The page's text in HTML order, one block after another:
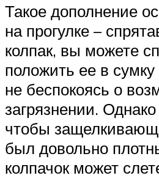
Такое дополнение
на прогулке –
колпак, вы можете
положить ее в сумку
не беспокоясь о
загрязнении.
чтобы
был довольно
колпачок может